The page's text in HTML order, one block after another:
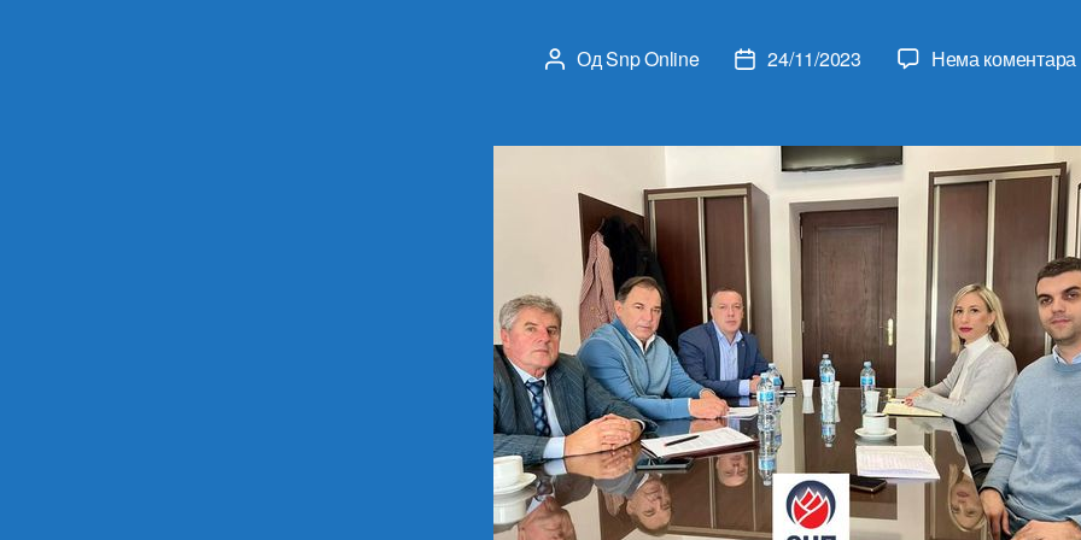
Аутор
ОдSnp Online
Датум
24/11/2023 Нема коментара